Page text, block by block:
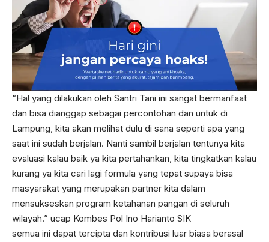
“Hal yang dilakukan oleh Santri Tani ini sangat bermanfaat
dan bisa dianggap sebagai percontohan dan untuk di
Lampung, kita akan melihat dulu di sana seperti apa yang
saat ini sudah berjalan. Nanti sambil berjalan tentunya kita
evaluasi kalau baik ya kita pertahankan, kita tingkatkan kalau
kurang ya kita cari lagi formula yang tepat supaya bisa
masyarakat yang merupakan partner kita dalam
mensukseskan program ketahanan pangan di seluruh
wilayah.” ucap Kombes Pol Ino Harianto SIK
semua ini dapat tercipta dan kontribusi luar biasa berasal